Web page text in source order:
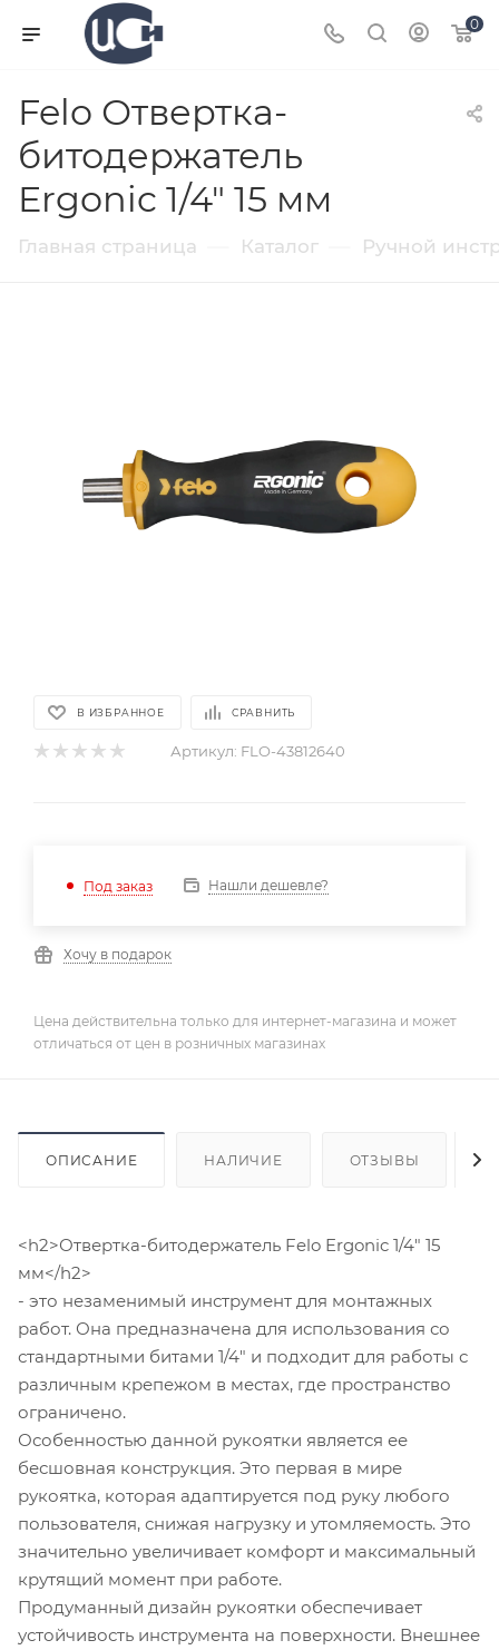
0
Felo Отвертка-
битодержатель
Ergonic 1/4" 15 мм
Главная страница Каталог Ручной
В ИЗБРАННОЕ СРАВНИТЬ
Артикул: FLO-43812640
Под заказ Нашли дешевле?
Хочу в подарок
Цена действительна только для интернет-магазина и может
отличаться от цен в розничных магазинах
ОПИСАНИЕ НАЛИЧИЕ ОТЗЫВЫ
<h2>Отвертка-битодержатель Felo Ergonic 1/4" 15
мм</h2>
- это незаменимый инструмент для монтажных
работ. Она предназначена для использования со
стандартными битами 1/4" и подходит для работы с
различным крепежом в местах, где пространство
ограничено.
Особенностью данной рукоятки является ее
бесшовная конструкция. Это первая в мире
рукоятка, которая адаптируется под руку любого
пользователя, снижая нагрузку и утомляемость. Это
значительно увеличивает комфорт и максимальный
крутящий момент при работе.
Продуманный дизайн рукоятки обеспечивает
устойчивость инструмента на поверхности. Внешнее